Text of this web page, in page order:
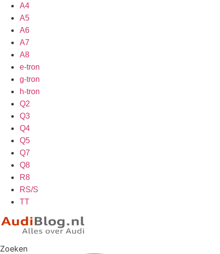
A4
A5
A6
A7
A8
e-tron
g-tron
h-tron
Q2
Q3
Q4
Q5
Q7
Q8
R8
RS/S
TT
Zoeken